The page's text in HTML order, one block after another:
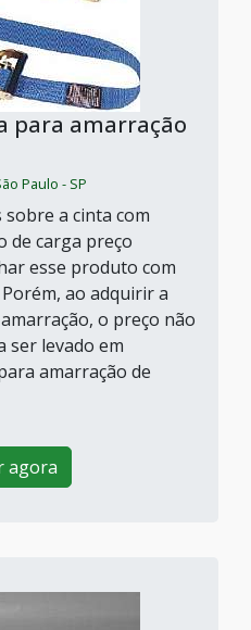
para amarração
Paulo - SP
a cinta com
de carga preço
esse produto com
ao adquirir a
o preço não
ser levado em
amarração de
agora